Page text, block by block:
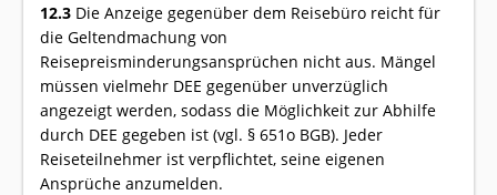
12.3 Die Anzeige gegenüber dem Reisebüro reicht für
die Geltendmachung von
Reisepreisminderungsansprüchen nicht aus. Mängel
müssen vielmehr DEE gegenüber unverzüglich
angezeigt werden, sodass die Möglichkeit zur Abhilfe
durch DEE gegeben ist (vgl. § 651o BGB). Jeder
Reiseteilnehmer ist verpflichtet, seine eigenen
Ansprüche anzumelden.